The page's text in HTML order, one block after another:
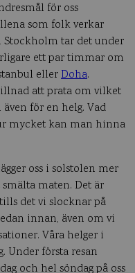
för oss
som folk verkar
tar det under
ett par timmar om
ellerDoha.
att prata om vilket
för en helg. Vad
mycket kan man hinna
oss i solstolen mer
maten. Det är
det vi slocknar på
innan, även om vi
Våra helger i
Under första resan
och hel söndag på oss